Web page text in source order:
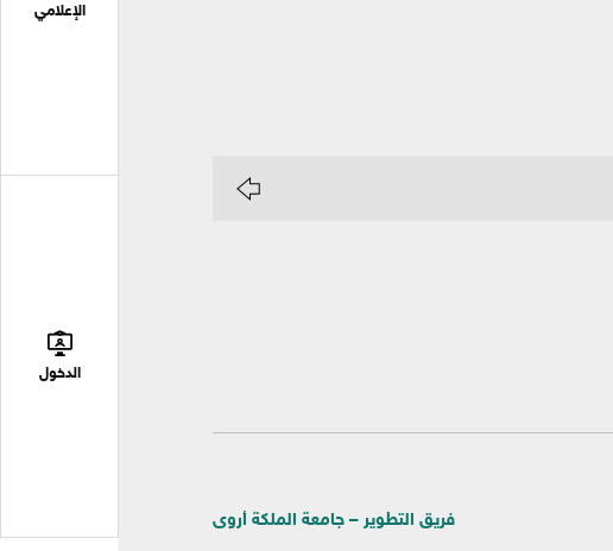
الإعلامي
الدخول
فريق التطوير – جامعة الملكة أروى